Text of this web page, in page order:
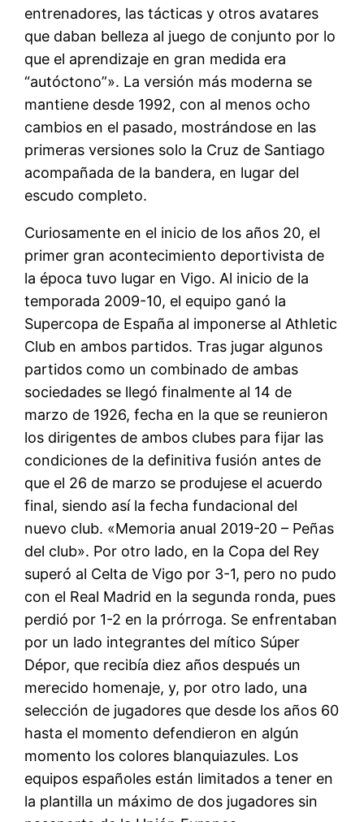
entrenadores, las tácticas y otros avatares
que daban belleza al juego de conjunto por lo
que el aprendizaje en gran medida era
“autóctono”». La versión más moderna se
mantiene desde 1992, con al menos ocho
cambios en el pasado, mostrándose en las
primeras versiones solo la Cruz de Santiago
acompañada de la bandera, en lugar del
escudo completo.
Curiosamente en el inicio de los años 20, el
primer gran acontecimiento deportivista de
la época tuvo lugar en Vigo. Al inicio de la
temporada 2009-10, el equipo ganó la
Supercopa de España al imponerse al Athletic
Club en ambos partidos. Tras jugar algunos
partidos como un combinado de ambas
sociedades se llegó finalmente al 14 de
marzo de 1926, fecha en la que se reunieron
los dirigentes de ambos clubes para fijar las
condiciones de la definitiva fusión antes de
que el 26 de marzo se produjese el acuerdo
final, siendo así la fecha fundacional del
nuevo club. «Memoria anual 2019-20 – Peñas
del club». Por otro lado, en la Copa del Rey
superó al Celta de Vigo por 3-1, pero no pudo
con el Real Madrid en la segunda ronda, pues
perdió por 1-2 en la prórroga. Se enfrentaban
por un lado integrantes del mítico Súper
Dépor, que recibía diez años después un
merecido homenaje, y, por otro lado, una
selección de jugadores que desde los años 60
hasta el momento defendieron en algún
momento los colores blanquiazules. Los
equipos españoles están limitados a tener en
la plantilla un máximo de dos jugadores sin